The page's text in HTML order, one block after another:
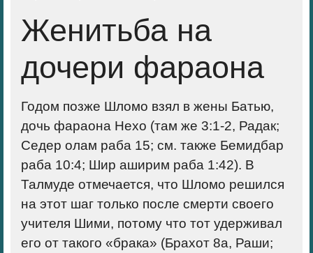
Женитьба на
дочери фараона
Годом позже Шломо взял в жены Батью,
дочь фараона Нехо (там же 3:1-2, Радак;
Седер олам раба 15; см. также Бемидбар
раба 10:4; Шир аширим раба 1:42). В
Талмуде отмечается, что Шломо решился
на этот шаг только после смерти своего
учителя Шими, потому что тот удерживал
его от такого «брака» (Брахот 8а, Раши;